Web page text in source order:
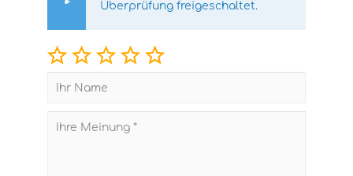
Überprüfung freigeschaltet.